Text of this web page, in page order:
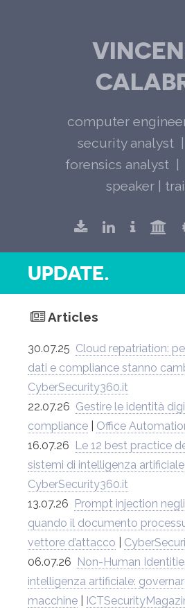
computer
security analyst
forensics analyst
speaker |
UPDATE.
Articles
30.07.25 Cloud repatriation:
dati e compliance stanno
CyberSecurity360.it
22.07.26 Gestire le identità
compliance
Office
16.07.26
Le 12 best practice
sistemi di intelligenza artificiale
CyberSecurity360.it
13.07.26
Prompt injection
quando il documento
vettore d’attacco
06.07.26
Non-Human
intelligenza artificiale:
macchine